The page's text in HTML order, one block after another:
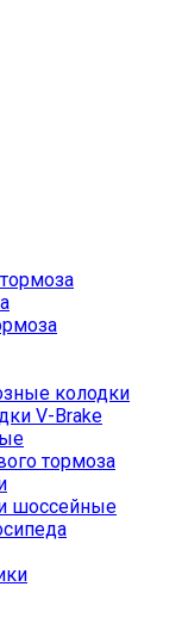
колодки
V-Brake
тормоза
шоссейные